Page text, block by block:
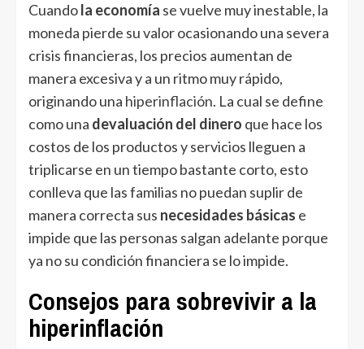
Cuandola economía se vuelve muy inestable, la
moneda pierde su valor ocasionando una severa
crisis financieras, los precios aumentan de
manera excesiva y a un ritmo muy rápido,
originando una hiperinflación. La cual se define
como una devaluación del dinero que hace los
costos de los productos y servicios lleguen a
triplicarse en un tiempo bastante corto, esto
conlleva que las familias no puedan suplir de
manera correcta sus necesidades básicas e
impide que las personas salgan adelante porque
ya no su condición financiera se lo impide.
Consejos para sobrevivir a la
hiperinflación